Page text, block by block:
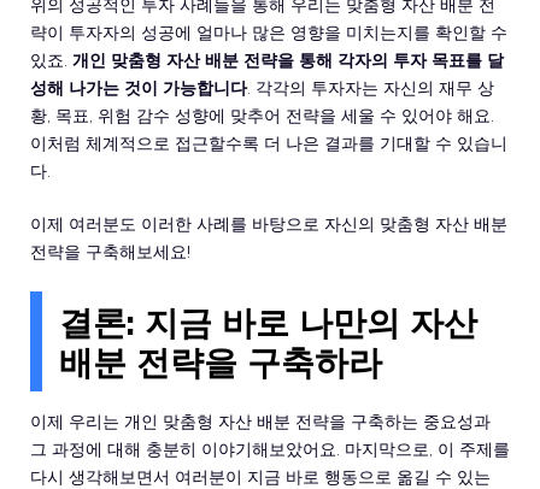
위의 성공적인 투자 사례들을 통해 우리는 맞춤형 자산 배분 전
략이 투자자의 성공에 얼마나 많은 영향을 미치는지를 확인할 수
있죠. 개인 맞춤형 자산 배분 전략을 통해 각자의 투자 목표를 달
성해 나가는 것이 가능합니다. 각각의 투자자는 자신의 재무 상
황, 목표, 위험 감수 성향에 맞추어 전략을 세울 수 있어야 해요.
이처럼 체계적으로 접근할수록 더 나은 결과를 기대할 수 있습니
다.
이제 여러분도 이러한 사례를 바탕으로 자신의 맞춤형 자산 배분
전략을 구축해보세요!
결론: 지금 바로 나만의 자산
배분 전략을 구축하라
이제 우리는 개인 맞춤형 자산 배분 전략을 구축하는 중요성과
그 과정에 대해 충분히 이야기해보았어요. 마지막으로, 이 주제를
다시 생각해보면서 여러분이 지금 바로 행동으로 옮길 수 있는